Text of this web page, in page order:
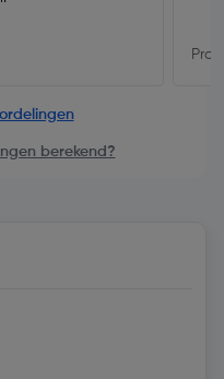
berekend?